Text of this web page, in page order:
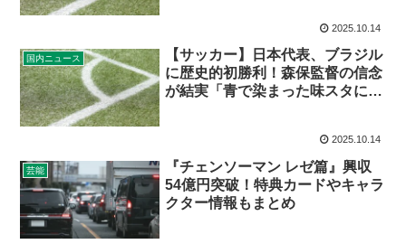
2025.10.14
国内ニュース
【サッカー】日本代表、ブラジル
に歴史的初勝利！森保監督の信念
が結実「青で染まった味スタに感
2025.10.14
芸能
『チェンソーマン レゼ篇』興収
54億円突破！特典カードやキャラ
クター情報もまとめ